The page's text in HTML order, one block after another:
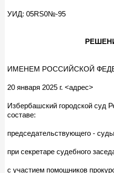
УИД: 05RS0№-95
ИМЕНЕМ РОССИЙСКОЙ
20 января 2025 г. <адрес>
Избербашский городской суд
составе:
председательствующего -
при секретаре судебного
с участием помощников